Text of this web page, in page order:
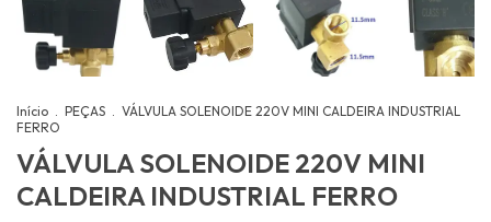
Início PEÇAS
VÁLVULA SOLENOIDE 220V MINI CALDEIRA INDUSTRIAL
FERRO
VÁLVULA SOLENOIDE 220V MINI
CALDEIRA INDUSTRIAL FERRO